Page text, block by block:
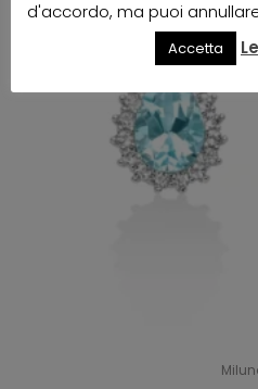
d'accordo, ma puoi
Accetta